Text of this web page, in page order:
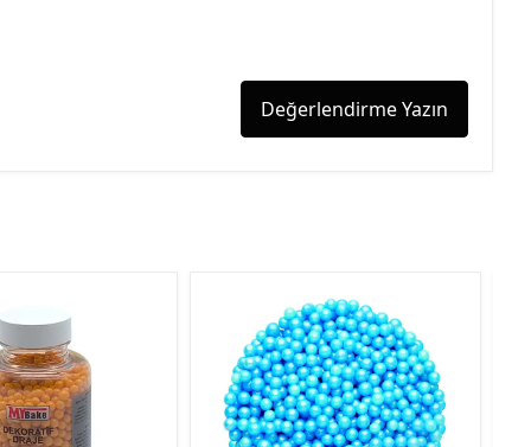
Değerlendirme Yazın